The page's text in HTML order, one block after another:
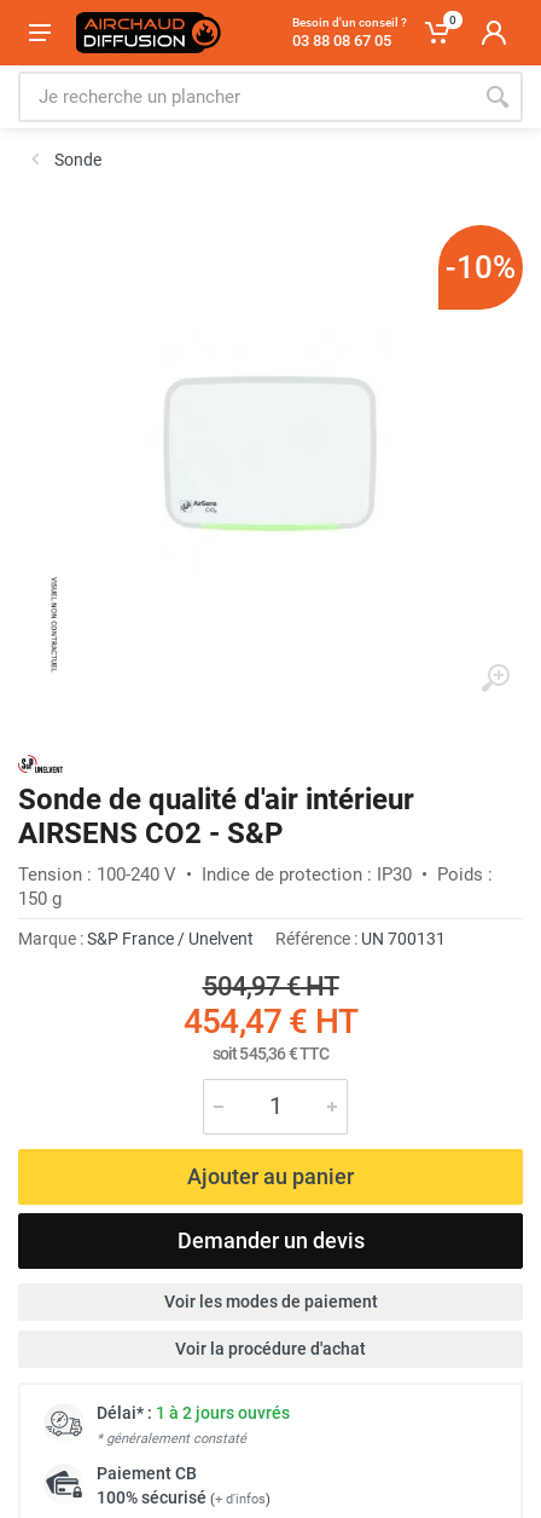
Besoin d'un conseil ?
03 88 08 67 05
0
Sonde
-10%
Sonde de qualité d'air intérieur
AIRSENS CO2 - S&P
Tension : 100-240 V • Indice de protection : IP30 • Poids :
150 g
Marque :S&P France / Unelvent Référence : UN 700131
504,97 €HT
454,47 € HT
soit545,36 €TTC
Ajouter au panier
Demander un devis
Voir les modes de paiement
Voir la procédure d'achat
Délai* : 1 à 2 jours ouvrés
* généralement constaté
PaiementCB
100% sécurisé (+ d'infos)